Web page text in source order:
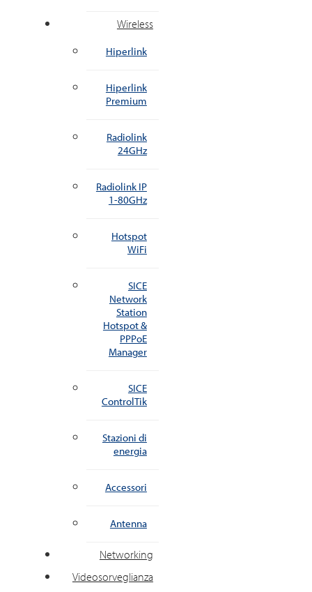
Wireless
Hiperlink
Hiperlink
Premium
Radiolink
24GHz
Radiolink IP
1-80GHz
Hotspot
WiFi
SICE
Network
Station
Hotspot &
PPPoE
Manager
SICE
ControlTik
Stazioni di
energia
Accessori
Antenna
Networking
Videosorveglianza